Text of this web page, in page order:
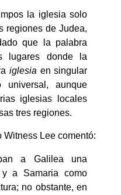
la iglesia solo
regiones de Judea,
que la palabra
lugares donde la
iglesia en singular
aunque
iglesias locales
tres regiones.
Witness Lee comentó:
a Galilea una
y a Samaria como
no obstante, en